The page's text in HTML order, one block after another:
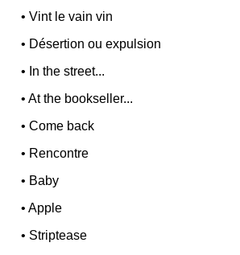
•Vint le vain vin
• Désertion ou expulsion
• In the street...
•At the bookseller...
•Come back
• Rencontre
• Baby
•Apple
• Striptease